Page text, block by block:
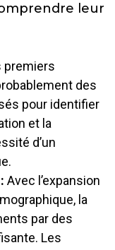
leur
premiers
des
pour identifier
et la
d’un
Avec l’expansion
la
par des
Les